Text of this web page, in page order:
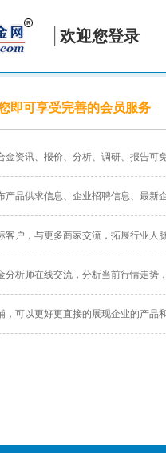
欢迎您登录
即可享受完善的会员服务
金资讯、报价、分析、调研、报告可
产品供求信息、企业招聘信息、最新
客户，与更多商家交流，拓展行业人
分析师在线交流，分析当前行情走势
，可以更好更直接的展现企业的产品